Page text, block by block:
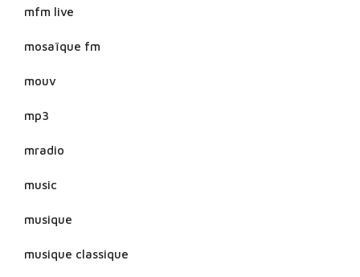
mfm live
mosaïque fm
mouv
mp3
mradio
music
musique
musique classique